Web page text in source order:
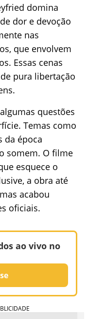
domina
dor e devoção
nas
que envolvem
Essas cenas
pura libertação
questões
Temas como
da época
somem. O filme
esquece o
a obra até
acabou
oficiais.
ao vivo no